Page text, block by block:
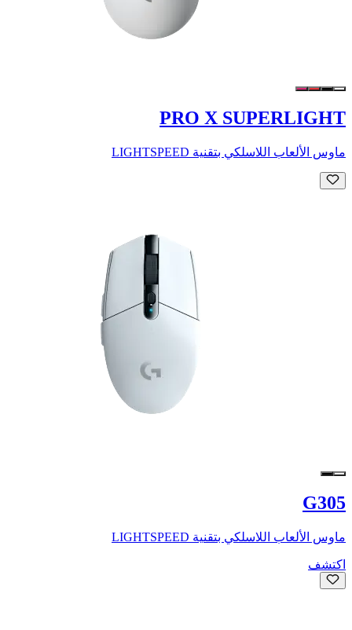
PRO X SUPERLIGHT
ماوس الألعاب اللاسلكي بتقنية LIGHTSPEED
G305
ماوس الألعاب اللاسلكي بتقنية LIGHTSPEED
اكتشف